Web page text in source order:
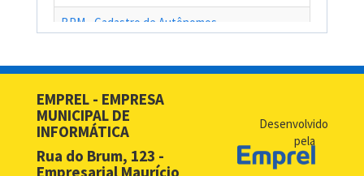
BPM - Cadastro de Autônomos
BPM - Cadastro Simplificado para Contribuintes de Outros
EMPREL - EMPRESA
MUNICIPAL DE
INFORMÁTICA
Rua do Brum, 123 -
Desenvolvido
pela